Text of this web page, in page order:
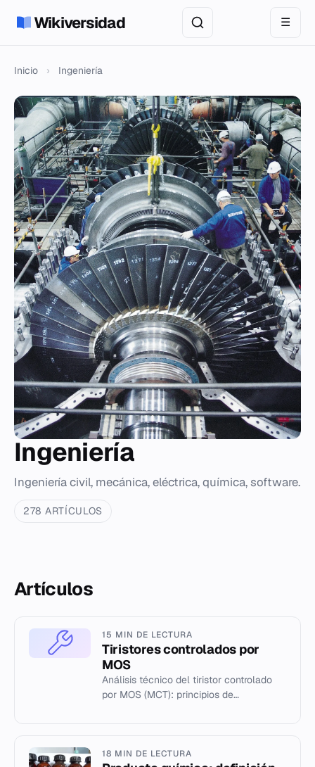
Wikiversidad ☰
Inicio › Ingeniería
Ingeniería
Ingeniería civil, mecánica, eléctrica, química, software.
278 ARTÍCULOS
Artículos
15 MIN DE LECTURA
Tiristores controlados por
MOS
Análisis técnico del tiristor controlado
por MOS (MCT): principios de
18 MIN DE LECTURA